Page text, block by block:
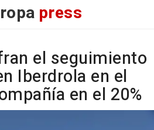
press
el seguimiento
Iberdrola en el
en el 20%